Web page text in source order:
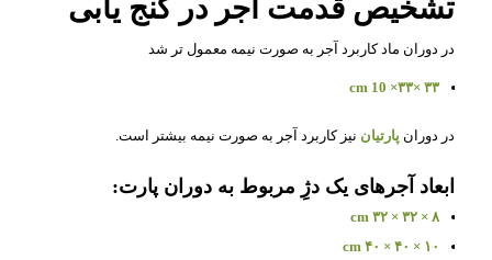
تشخیص قدمت آجر در گنج یابی
در دوران ماد کاربرد آجر به صورت نیمه معمول تر شد
cm 10 ×۳۳× ۳۳
در دوران پارتیان نیز کاربرد آجر به صورت نیمه بیشتر است.
ابعاد آجرهای یک دژِ مربوط به دوران پارت:
۸ × ۳۲ × ۳۲ cm
۱۰ × ۴۰ × ۴۰ cm